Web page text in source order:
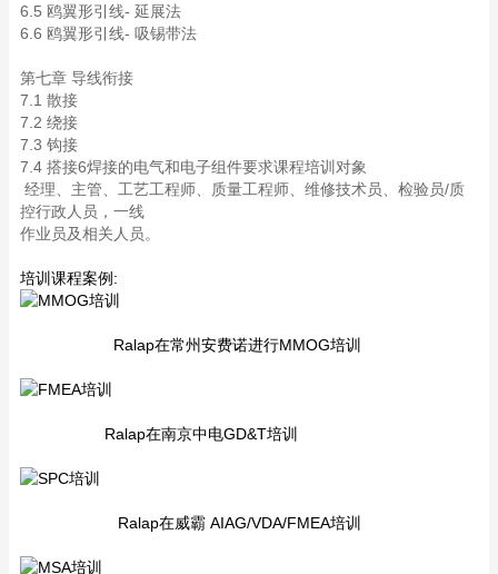
6.5 鸥翼形引线- 延展法
6.6 鸥翼形引线- 吸锡带法
第七章 导线衔接
7.1 散接
7.2 绕接
7.3 钩接
7.4 搭接6焊接的电气和电子组件要求课程培训对象
经理、主管、工艺工程师、质量工程师、维修技术员、检验员/质
控行政人员，一线
作业员及相关人员。
培训课程案例:
Ralap在常州安费诺进行MMOG培训
Ralap在南京中电GD&T培训
Ralap在威霸 AIAG/VDA/FMEA培训